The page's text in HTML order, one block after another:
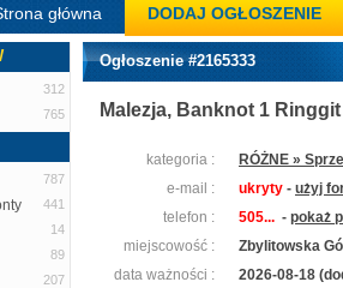
główna DODAJ OGŁOSZENIE
312
765
787
441
14
89
207
Ogłoszenie #2165333
Malezja, Banknot 1 Ringgit
kategoria :
RÓŻNE »
e-mail :
ukryty - użyj
telefon :
505... - pokaż
miejscowość :
Zbylitowska
data ważności :
2026-08-18